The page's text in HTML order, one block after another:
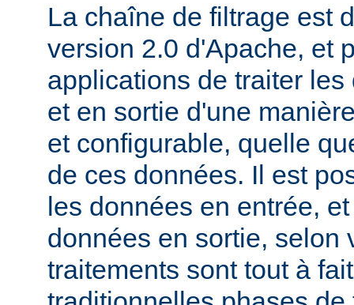
La chaîne de filtrage est
version 2.0 d'Apache, et
applications de traiter
et en sortie d'une
et configurable, quelle
de ces données. Il est
les données en entrée,
données en sortie, selon
traitements sont tout à